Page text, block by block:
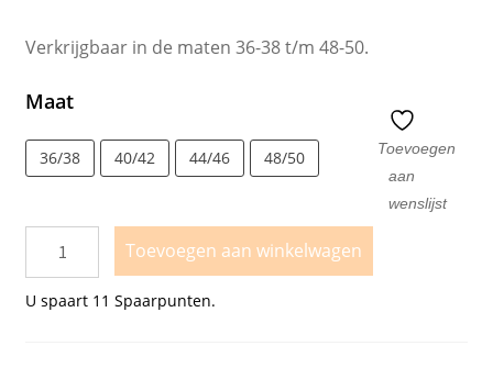
waardering
Verkrijgbaar in de maten 36-38 t/m 48-50.
Maat
36/38 40/42 44/46 48/50
Toevoegen aan winkelwagen
U spaart 11 Spaarpunten.
Toevoegen
aan
wenslijst